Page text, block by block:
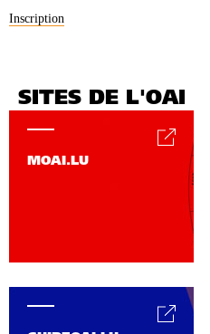
Inscription
SITES DE L'OAI
MOAI.LU